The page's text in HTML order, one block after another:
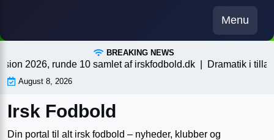
content
Menu
BREAKING NEWS
runde 10 samlet af irskfodbold.dk |Dramatik i
August 8, 2026
Irsk Fodbold
Din portal til alt irsk fodbold – nyheder, klubber og